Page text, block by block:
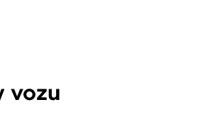
vozu